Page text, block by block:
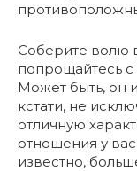
Соберите волю
попрощайтесь
Может быть, он
кстати, не
отличную
отношения у
известно,